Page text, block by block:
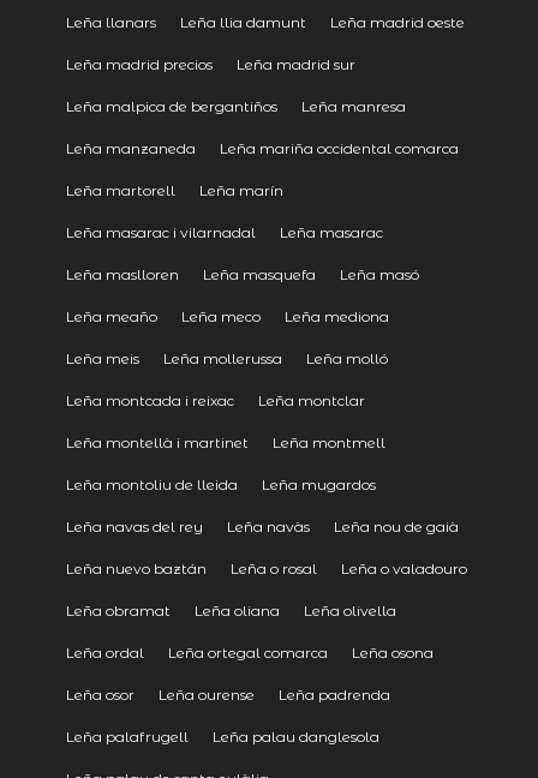
Leña llanars Leña llia damunt Leña madrid oeste
Leña madrid precios Leña madrid sur
Leña malpica de bergantiños Leña manresa
Leña manzaneda Leña mariña occidental comarca
Leña martorell Leña marín
Leña masarac i vilarnadal Leña masarac
Leña maslloren Leña masquefa Leña masó
Leña meaño Leña meco Leña mediona
Leña meis Leña mollerussa Leña molló
Leña montcada i reixac Leña montclar
Leña montellà i martinet Leña montmell
Leña montoliu de lleida Leña mugardos
Leña navas del rey Leña navàs Leña nou de gaià
Leña nuevo baztán Leña o rosal Leña o valadouro
Leña obramat Leña oliana Leña olivella
Leña ordal Leña ortegal comarca Leña osona
Leña osor Leña ourense Leña padrenda
Leña palafrugell Leña palau danglesola